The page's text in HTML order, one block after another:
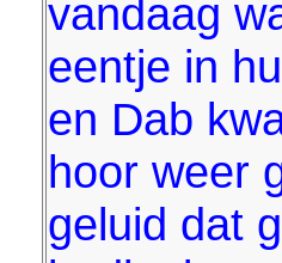
vandaag
eentje in
en Dab
hoor weer
geluid dat